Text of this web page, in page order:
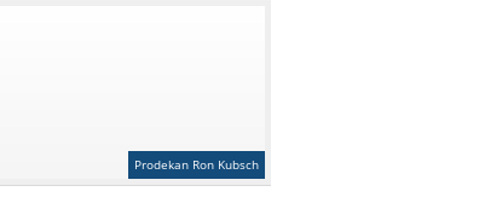
Prodekan Ron Kubsch